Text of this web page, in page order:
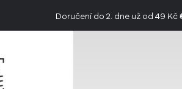
👉 Objevte jedinečnou chuť
Doručení do 2. dne už od 49 Kč